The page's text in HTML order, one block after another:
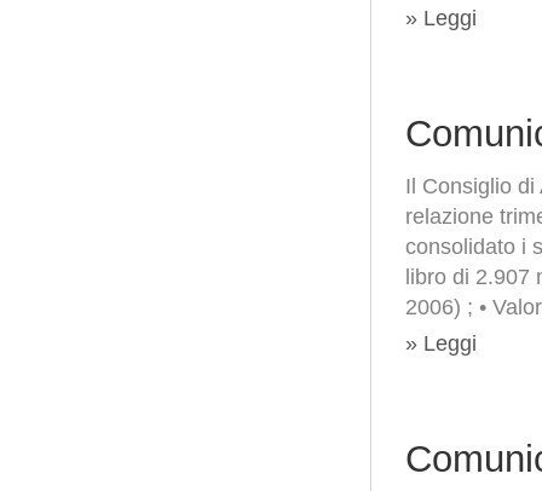
» Leggi
Il Consiglio
relazione
consolidato i
libro di 2.907
2006) ; •
» Leggi